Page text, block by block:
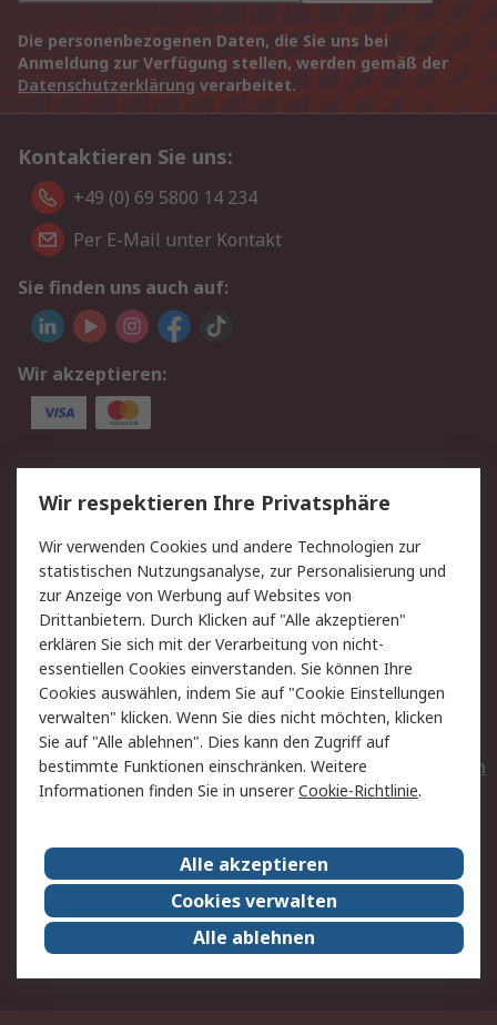
Die personenbezogenen Daten, die Sie uns bei
Anmeldung zur Verfügung stellen, werden gemäß der
Datenschutzerklärung verarbeitet.
Kontaktieren Sie uns:
+49 (0) 69 5800 14 234
Per E-Mail unter Kontakt
Sie finden uns auch auf:
Wir akzeptieren:
Service
Value Added Services
Lieferlösungen
Rücksendungen
Kontakt
Hilfe
Privatkunden
Rechtliches
AGB
Datenschutz
Cookie-Richtlinie
Zahlungsbedingungen
Copyright/Impressum
Entsorgung
Elektrogeräte/Batterien
RS weltweit
Karriere bei RS
Nachhaltigkeit
Qualität/Umwelt/ZertifikatePresse-Center
Event-Center
Wir respektieren Ihre Privatsphäre
Wir verwenden Cookies und andere Technologien zur
statistischen Nutzungsanalyse, zur Personalisierung und
zur Anzeige von Werbung auf Websites von
Drittanbietern. Durch Klicken auf "Alle akzeptieren"
erklären Sie sich mit der Verarbeitung von nicht-
essentiellen Cookies einverstanden. Sie können Ihre
Cookies auswählen, indem Sie auf "Cookie Einstellungen
verwalten" klicken. Wenn Sie dies nicht möchten, klicken
Sie auf "Alle ablehnen". Dies kann den Zugriff auf
bestimmte Funktionen einschränken. Weitere
Informationen finden Sie in unsererCookie-Richtlinie.
Alle akzeptieren
Cookies verwalten
Alle ablehnen